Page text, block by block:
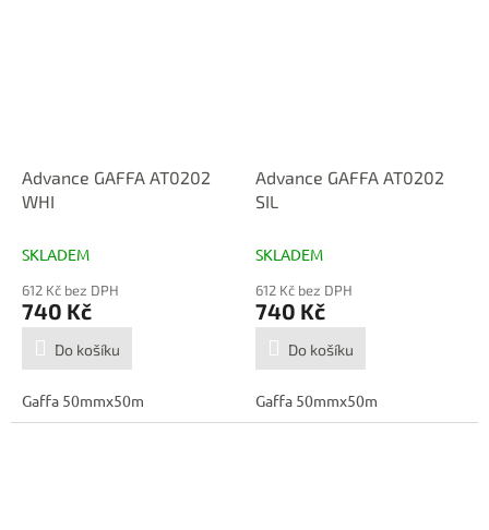
Advance GAFFA AT0202
WHI
SKLADEM
612 Kč bez DPH
740 Kč
Do košíku
Gaffa 50mmx50m
Advance GAFFA AT0202
SIL
SKLADEM
612 Kč bez DPH
740 Kč
Do košíku
Gaffa 50mmx50m